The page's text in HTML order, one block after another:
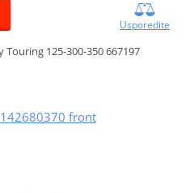
Usporedite
125-300-350 667197
142680370 front